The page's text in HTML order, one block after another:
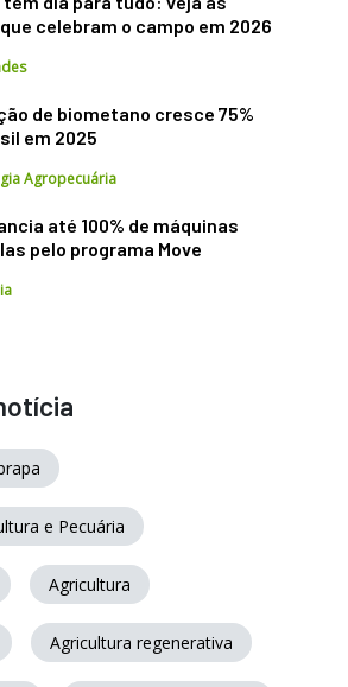
celebram o campo em 2026
de biometano cresce 75%
em 2025
Agropecuária
até 100% de máquinas
pelo programa Move
e Pecuária
Agricultura
Agricultura regenerativa